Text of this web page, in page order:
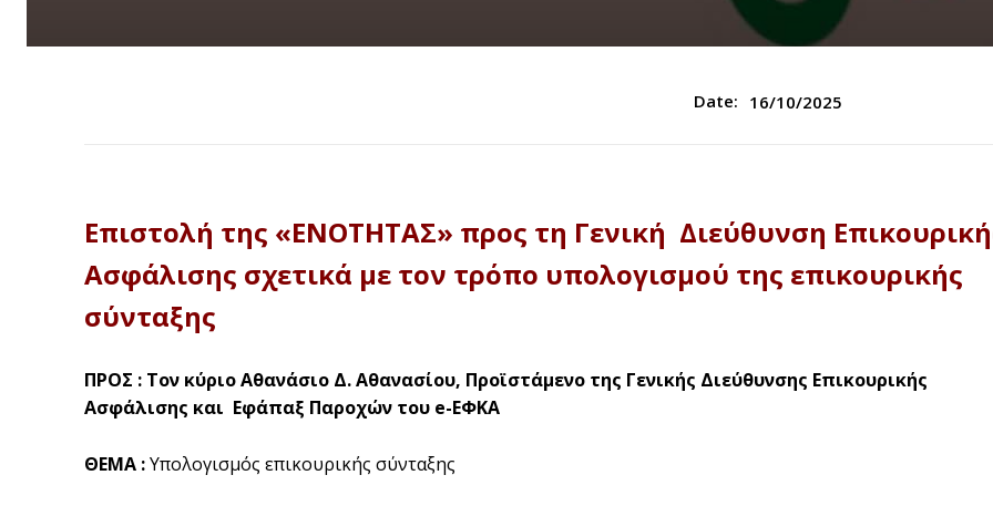
Date: 16/10/2025
Επιστολή της «ΕΝΟΤΗΤΑΣ» προς τη Γενική Διεύθυνση
Ασφάλισης σχετικά με τον τρόπο υπολογισμού της επικουρικής
σύνταξης
ΠΡΟΣ : Τον κύριο Αθανάσιο Δ. Αθανασίου, Προϊστάμενο της Γενικής Διεύθυνσης Επικουρικής
Ασφάλισης και Εφάπαξ Παροχών του e-ΕΦΚΑ
ΘΕΜΑ :Υπολογισμός επικουρικής σύνταξης